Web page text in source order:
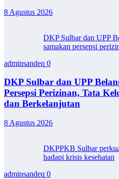
8 Agustus 2026
DKP Sulbar dan UPP
samakan persepsi
adminsandeq 0
DKP Sulbar dan UPP
Persepsi Perizinan, Tata
dan Berkelanjutan
8 Agustus 2026
DKPPKB Sulbar
hadapi krisis kesehatan
adminsandeq 0